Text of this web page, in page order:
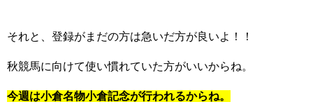
それと、登録がまだの方は急いだ方が良いよ！！
秋競馬に向けて使い慣れていた方がいいからね。
今週は小倉名物小倉記念が行われるからね。